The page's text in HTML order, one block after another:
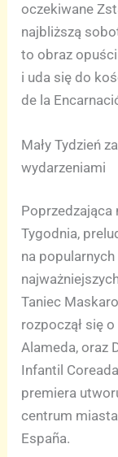
oczekiwane
najbliższą
to obraz
i uda się do
de la
Mały Tydzień
wydarzeniami
Poprzedzająca
Tygodnia,
na
Taniec
rozpoczął się
Alameda, oraz
Infantil
premiera
centrum
España.